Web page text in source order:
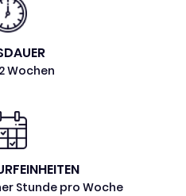
Wochen
Stunde pro Woche